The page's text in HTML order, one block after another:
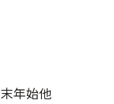
末年始他